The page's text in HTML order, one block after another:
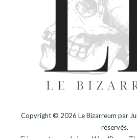
Copyright © 2026 Le Bizarreum par
réservés.